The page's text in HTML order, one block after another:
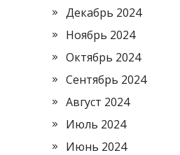
Декабрь 2024
Ноябрь 2024
Октябрь 2024
Сентябрь 2024
Август 2024
Июль 2024
Июнь 2024